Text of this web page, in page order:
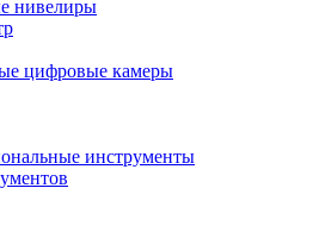
нивелиры
цифровые камеры
инструменты